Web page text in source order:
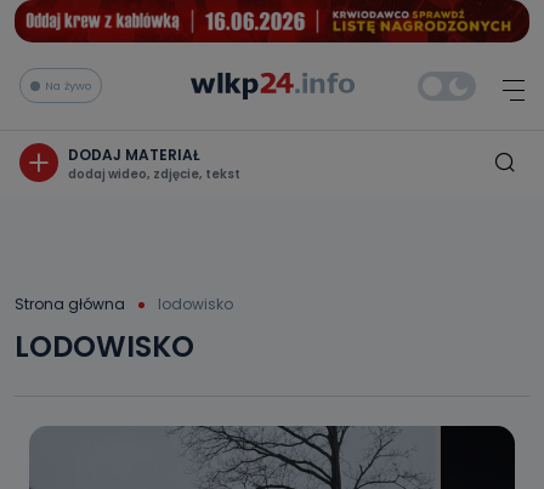
Na żywo
DODAJ MATERIAŁ
dodaj wideo, zdjęcie, tekst
Strona główna lodowisko
LODOWISKO